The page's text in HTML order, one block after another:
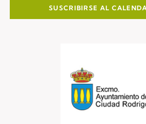
SUSCRIBIRSE AL